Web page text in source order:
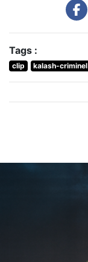
Tags :
clip kalash-criminel